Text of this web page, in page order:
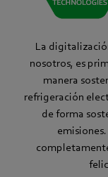
La
nosotros, es
manera
refrigeración
de forma